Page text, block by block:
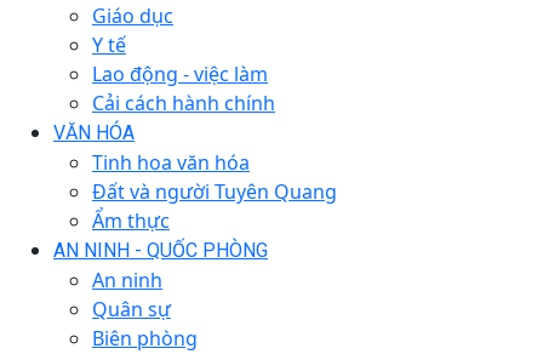
Giáo dục
Y tế
Lao động - việc làm
Cải cách hành chính
VĂN HÓA
Tinh hoa văn hóa
Đất và người Tuyên Quang
Ẩm thực
AN NINH - QUỐC PHÒNG
An ninh
Quân sự
Biên phòng